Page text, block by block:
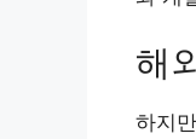
해
하지만